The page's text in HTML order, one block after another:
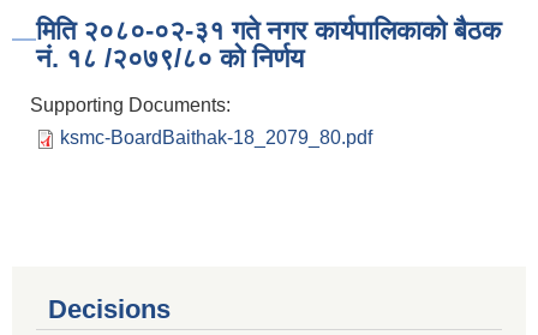
मिति २०८०-०२-३१ गते नगर कार्यपालिकाको बैठक
नं. १८ /२०७९/८० को निर्णय
Supporting Documents:
ksmc-BoardBaithak-18_2079_80.pdf
Decisions